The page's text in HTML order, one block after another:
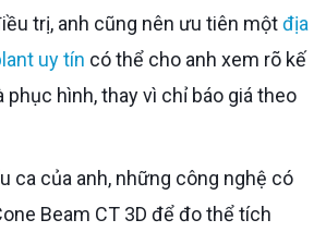
trị, anh cũng nên ưu tiên mộtđịa
uy tín có thể cho anh xem rõ kế
phục hình, thay vì chỉ báo giá theo
Beam CT 3D để đo thể tích